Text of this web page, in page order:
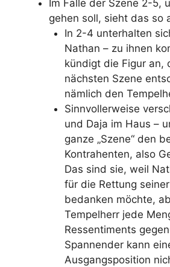
Im Falle der Szene 2-5,
gehen soll, sieht das so
In 2-4 unterhalten
Nathan – zu ihnen
kündigt die Figur an,
nächsten Szene
nämlich den
Sinnvollerweise
und Daja im Haus –
ganze „Szene“ den
Kontrahenten, also
Das sind sie, weil
für die Rettung
bedanken möchte,
Tempelherr jede
Ressentiments
Spannender kann
Ausgangsposition